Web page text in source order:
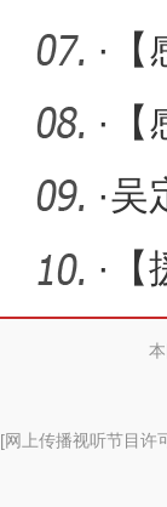
·
·
·吴
·
式
[网上传播视听节目许